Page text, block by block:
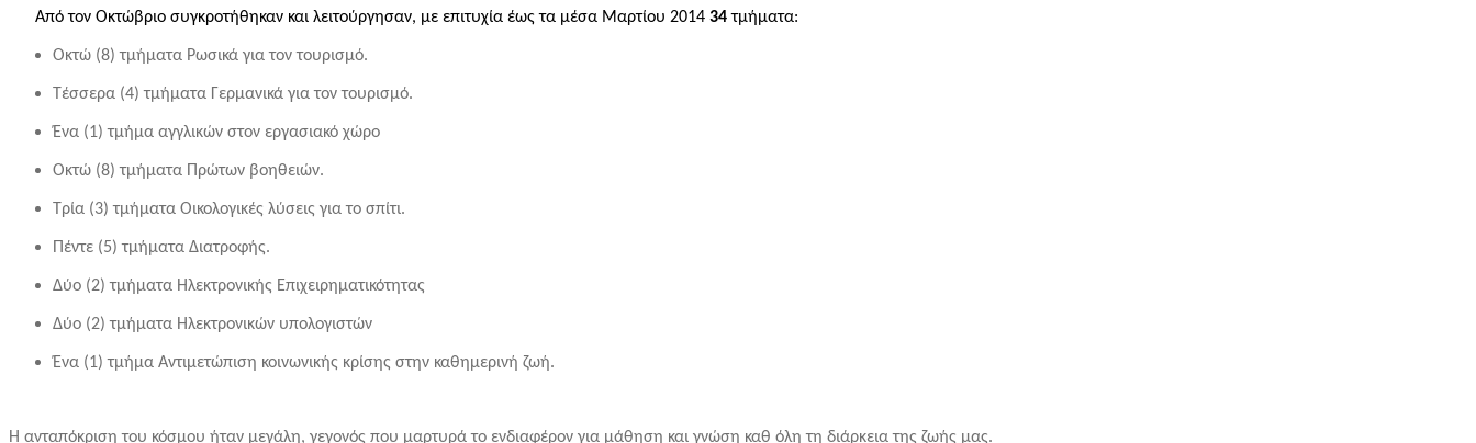
Από τον Οκτώβριο συγκροτήθηκαν και λειτούργησαν, με επιτυχία έως τα μέσα Μαρτίου 201434τμήματα:
Οκτώ (8) τμήματα Ρωσικά για τον τουρισμό.
Τέσσερα (4) τμήματα Γερμανικά για τον τουρισμό.
Ένα (1) τμήμα αγγλικών στον εργασιακό χώρο
Οκτώ (8) τμήματα Πρώτων βοηθειών.
Τρία (3) τμήματα Οικολογικές λύσεις για το σπίτι.
Πέντε (5) τμήματα Διατροφής.
Δύο (2) τμήματα Ηλεκτρονικής Επιχειρηματικότητας
Δύο (2) τμήματα Ηλεκτρονικών υπολογιστών
Ένα (1) τμήμα Αντιμετώπιση κοινωνικής κρίσης στην καθημερινή ζωή.
Η ανταπόκριση του κόσμου ήταν μεγάλη, γεγονός που μαρτυρά το ενδιαφέρον για μάθηση και γνώση καθ όλη τη διάρκεια της ζωής μας.